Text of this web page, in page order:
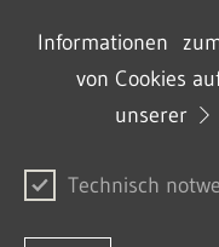
Informationen
von Cookies
unserer
Technisch